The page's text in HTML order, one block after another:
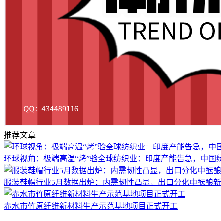
推荐文章
环球视角：极端高温“烤”验全球纺织业：印度产能告急，中国
服装鞋帽行业5月数据出炉：内需韧性凸显，出口分化中酝酿
赤水市竹原纤维新材料生产示范基地项目正式开工